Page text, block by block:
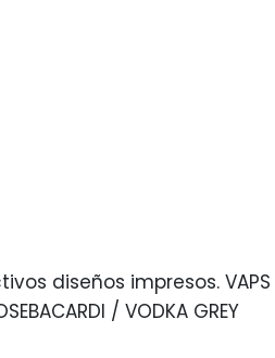
diseños impresos.
/ VODKA GREY